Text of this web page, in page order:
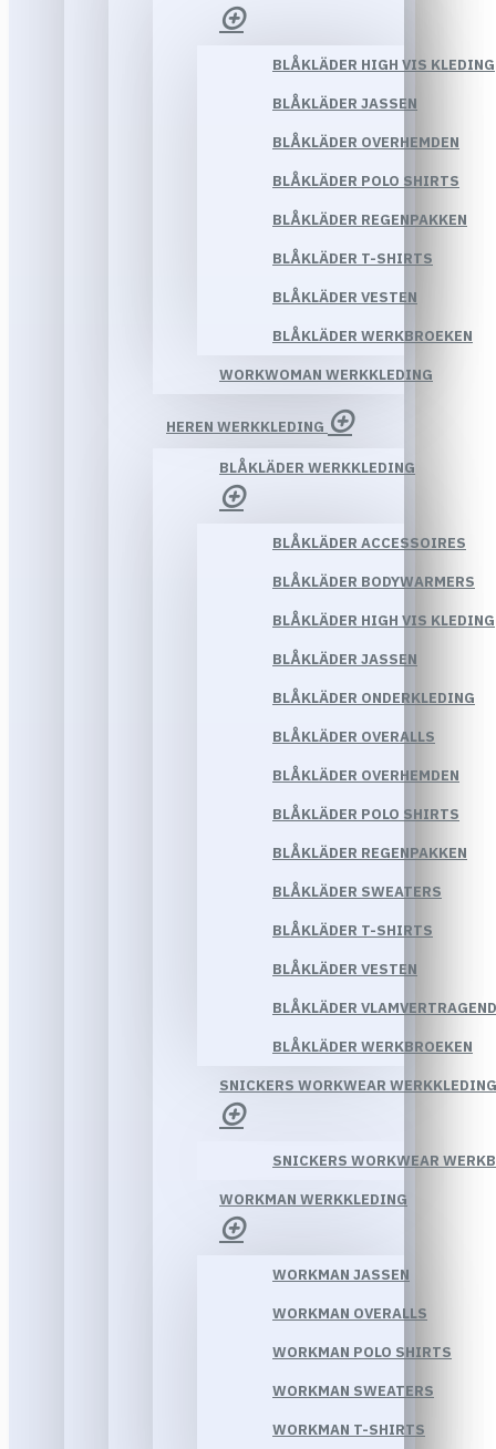
BLÅKLÄDER HIGH VIS KLEDING
BLÅKLÄDER JASSEN
BLÅKLÄDER OVERHEMDEN
BLÅKLÄDER POLO SHIRTS
BLÅKLÄDER REGENPAKKEN
BLÅKLÄDER T-SHIRTS
BLÅKLÄDER VESTEN
BLÅKLÄDER WERKBROEKEN
WORKWOMAN WERKKLEDING
HEREN WERKKLEDING
BLÅKLÄDER WERKKLEDING
BLÅKLÄDER ACCESSOIRES
BLÅKLÄDER BODYWARMERS
BLÅKLÄDER HIGH VIS KLEDING
BLÅKLÄDER JASSEN
BLÅKLÄDER ONDERKLEDING
BLÅKLÄDER OVERALLS
BLÅKLÄDER OVERHEMDEN
BLÅKLÄDER POLO SHIRTS
BLÅKLÄDER REGENPAKKEN
BLÅKLÄDER SWEATERS
BLÅKLÄDER T-SHIRTS
BLÅKLÄDER VESTEN
BLÅKLÄDER
BLÅKLÄDER WERKBROEKEN
SNICKERS WORKWEAR WERKKLEDING
SNICKERS WORKWEAR
WORKMAN WERKKLEDING
WORKMAN JASSEN
WORKMAN OVERALLS
WORKMAN POLO SHIRTS
WORKMAN SWEATERS
WORKMAN T-SHIRTS